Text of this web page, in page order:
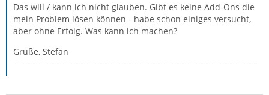
Das will / kann ich nicht glauben. Gibt es keine Add-Ons die
mein Problem lösen können - habe schon einiges versucht,
aber ohne Erfolg. Was kann ich machen?
Grüße, Stefan